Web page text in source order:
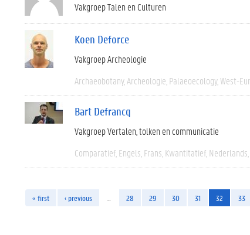
Vakgroep Talen en Culturen
Koen Deforce
Vakgroep Archeologie
Archaeobotany Archeologie Palaeoecology West-
Bart Defrancq
Vakgroep Vertalen, tolken en communicatie
Comparatief Engels Frans Kwantitatief Nederlands
« first ‹ previous 28 29 30 31 32 33